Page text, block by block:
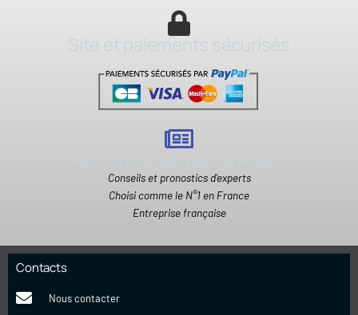
Site et paiements sécurisés
Conseils et pronostics d'experts
Choisi comme le N°1 en France
Entreprise française
Contacts
Nous contacter